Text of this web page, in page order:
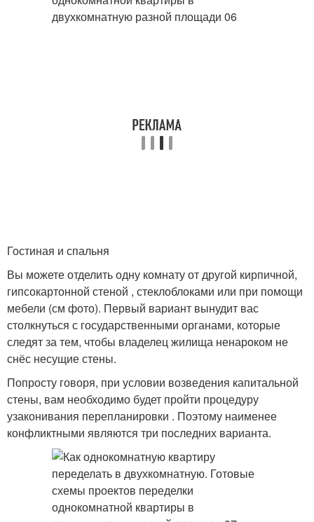
Гостиная и спальня
Вы можете отделить одну комнату от другой кирпичной,
гипсокартонной стеной , стеклоблоками или при помощи
мебели (см фото). Первый вариант вынудит вас
столкнуться с государственными органами, которые
следят за тем, чтобы владелец жилища ненароком не
снёс несущие стены.
Попросту говоря, при условии возведения капитальной
стены, вам необходимо будет пройти процедуру
узаконивания перепланировки . Поэтому наименее
конфликтными являются три последних варианта.